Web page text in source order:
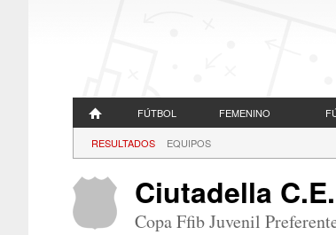
FÚTBOL FEMENINO
RESULTADOS EQUIPOS
Ciutadella C.E.
Copa Ffib Juvenil